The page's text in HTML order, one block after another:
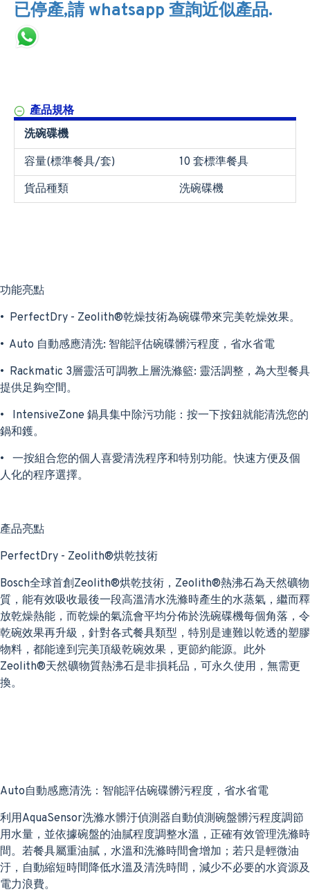
已停產,請 whatsapp 查詢近似產品.
產品規格
洗碗碟機
容量(標準餐具/套)
10 套標準餐具
貨品種類
洗碗碟機
功能亮點
• PerfectDry - Zeolith®乾燥技術為碗碟帶來完美乾燥效果。
• Auto 自動感應清洗: 智能評估碗碟髒污程度，省水省電
• Rackmatic 3層靈活可調教上層洗滌籃: 靈活調整，為大型餐具
提供足夠空間。
• IntensiveZone 鍋具集中除污功能：按一下按鈕就能清洗您的
鍋和鑊。
• 一按組合您的個人喜愛清洗程序和特別功能。快速方便及個
人化的程序選擇。
產品亮點
PerfectDry - Zeolith®烘乾技術
Bosch全球首創Zeolith®烘乾技術，Zeolith®熱沸石為天然礦物
質，能有效吸收最後一段高溫清水洗滌時產生的水蒸氣，繼而釋
放乾燥熱能，而乾燥的氣流會平均分佈於洗碗碟機每個角落，令
乾碗效果再升級，針對各式餐具類型，特別是連難以乾透的塑膠
物料，都能達到完美頂級乾碗效果，更節約能源。此外
Zeolith®天然礦物質熱沸石是非損耗品，可永久使用，無需更
換。
Auto自動感應清洗：智能評估碗碟髒污程度，省水省電
利用AquaSensor洗滌水髒汙偵測器自動偵測碗盤髒污程度調節
用水量，並依據碗盤的油膩程度調整水溫，正確有效管理洗滌時
間。若餐具屬重油膩，水溫和洗滌時間會增加；若只是輕微油
汙，自動縮短時間降低水溫及清洗時間，減少不必要的水資源及
電力浪費。